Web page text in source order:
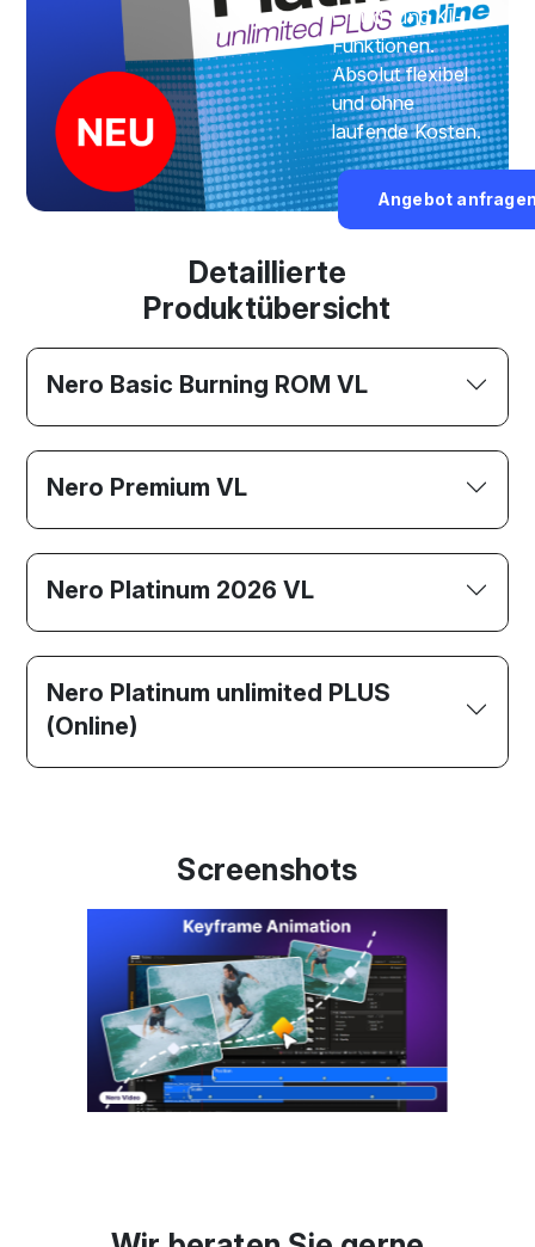
Cloud- und KI-
Funktionen.
Absolut flexibel
und ohne
laufende Kosten.
Angebot
Detaillierte
Produktübersicht
Nero Basic Burning ROM VL
Nero Premium VL
Nero Platinum 2026 VL
Nero Platinum unlimited PLUS
(Online)
Screenshots
Previous